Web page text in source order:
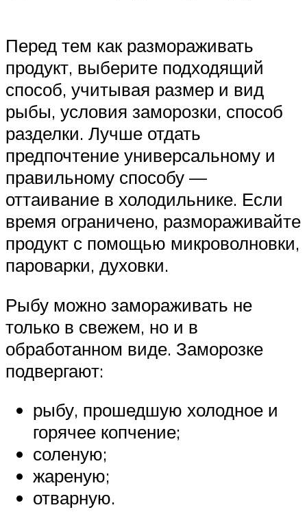
Перед тем как размораживать
продукт, выберите подходящий
способ, учитывая размер и вид
рыбы, условия заморозки, способ
разделки. Лучше отдать
предпочтение универсальному и
правильному способу —
оттаивание в холодильнике. Если
время ограничено, размораживайте
продукт с помощью микроволновки,
пароварки, духовки.
Рыбу можно замораживать не
только в свежем, но и в
обработанном виде. Заморозке
подвергают:
рыбу, прошедшую холодное и
горячее копчение;
соленую;
жареную;
отварную.